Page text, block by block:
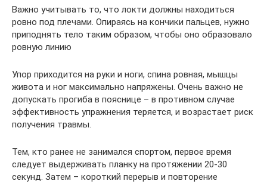
Важно учитывать то, что локти должны находиться
ровно под плечами. Опираясь на кончики пальцев, нужно
приподнять тело таким образом, чтобы оно образовало
ровную линию
Упор приходится на руки и ноги, спина ровная, мышцы
живота и ног максимально напряжены. Очень важно не
допускать прогиба в пояснице – в противном случае
эффективность упражнения теряется, и возрастает риск
получения травмы.
Тем, кто ранее не занимался спортом, первое время
следует выдерживать планку на протяжении 20-30
секунд. Затем – короткий перерыв и повторение